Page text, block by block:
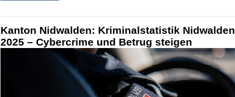
Kanton Nidwalden: Kriminalstatistik Nidwalden
2025 – Cybercrime und Betrug steigen